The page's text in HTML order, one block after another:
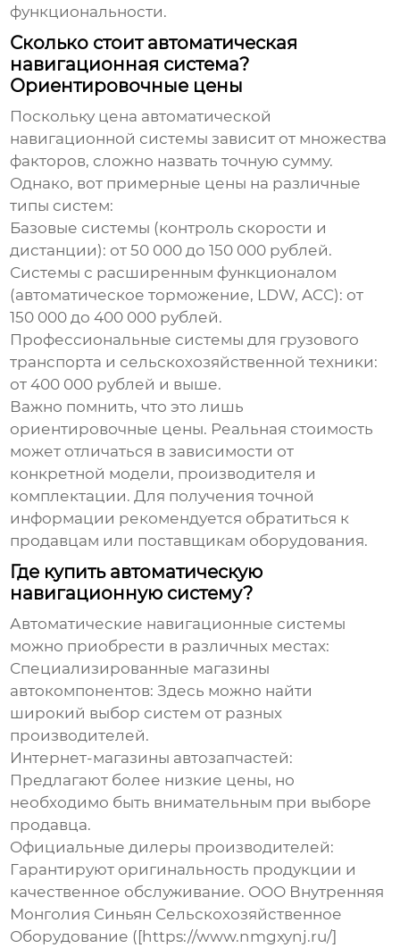
функциональности.
Сколько стоит автоматическая
навигационная система?
Ориентировочные цены
Поскольку цена автоматической
навигационной системы зависит от множества
факторов, сложно назвать точную сумму.
Однако, вот примерные цены на различные
типы систем:
Базовые системы (контроль скорости и
дистанции): от 50 000 до 150 000 рублей.
Системы с расширенным функционалом
(автоматическое торможение, LDW, ACC): от
150 000 до 400 000 рублей.
Профессиональные системы для грузового
транспорта и сельскохозяйственной техники:
от 400 000 рублей и выше.
Важно помнить, что это лишь
ориентировочные цены. Реальная стоимость
может отличаться в зависимости от
конкретной модели, производителя и
комплектации. Для получения точной
информации рекомендуется обратиться к
продавцам или поставщикам оборудования.
Где купить автоматическую
навигационную систему?
Автоматические навигационные системы
можно приобрести в различных местах:
Специализированные магазины
автокомпонентов: Здесь можно найти
широкий выбор систем от разных
производителей.
Интернет-магазины автозапчастей:
Предлагают более низкие цены, но
необходимо быть внимательным при выборе
продавца.
Официальные дилеры производителей:
Гарантируют оригинальность продукции и
качественное обслуживание. ООО Внутренняя
Монголия Синьян Сельскохозяйственное
Оборудование ([https://www.nmgxynj.ru/]